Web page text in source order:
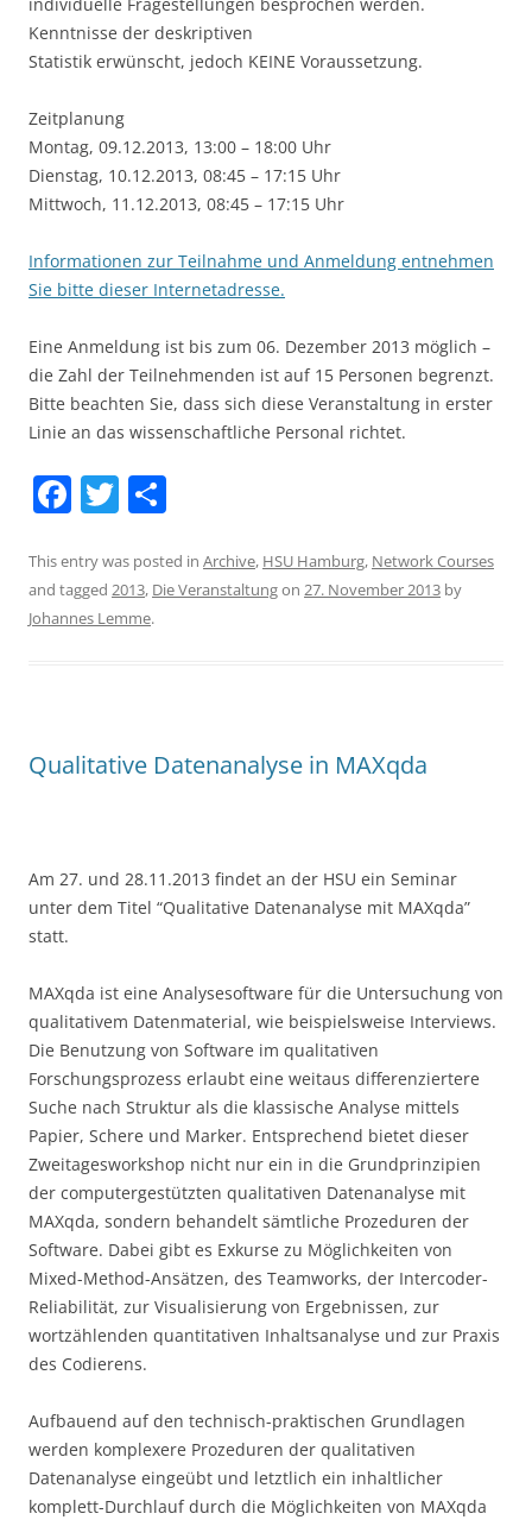
Kenntnisse der deskriptiven
Statistik erwünscht, jedoch KEINE Voraussetzung.
Zeitplanung
Montag, 09.12.2013, 13:00 – 18:00 Uhr
Dienstag, 10.12.2013, 08:45 – 17:15 Uhr
Mittwoch, 11.12.2013, 08:45 – 17:15 Uhr
Informationen zur Teilnahme und Anmeldung entnehmen
Sie bitte dieser Internetadresse.
Eine Anmeldung ist bis zum 06. Dezember 2013 möglich –
die Zahl der Teilnehmenden ist auf 15 Personen begrenzt.
Bitte beachten Sie, dass sich diese Veranstaltung in erster
Linie an das wissenschaftliche Personal richtet.
F
c
e
k
T
itt
er
ar
e
This entry was posted in Archive, HSU Hamburg, Network Courses
and tagged 2013, Die Veranstaltungon 27. November 2013 by
Johannes Lemme.
Qualitative Datenanalyse in MAXqda
Am 27. und 28.11.2013 findet an der HSU ein Seminar
unter dem Titel “Qualitative Datenanalyse mit MAXqda”
statt.
MAXqda ist eine Analysesoftware für die Untersuchung von
qualitativem Datenmaterial, wie beispielsweise Interviews.
Die Benutzung von Software im qualitativen
Forschungsprozess erlaubt eine weitaus differenziertere
Suche nach Struktur als die klassische Analyse mittels
Papier, Schere und Marker. Entsprechend bietet dieser
Zweitagesworkshop nicht nur ein in die Grundprinzipien
der computergestützten qualitativen Datenanalyse mit
MAXqda, sondern behandelt sämtliche Prozeduren der
Software. Dabei gibt es Exkurse zu Möglichkeiten von
Mixed-Method-Ansätzen, des Teamworks, der Intercoder-
Reliabilität, zur Visualisierung von Ergebnissen, zur
wortzählenden quantitativen Inhaltsanalyse und zur Praxis
des Codierens.
Aufbauend auf den technisch-praktischen Grundlagen
werden komplexere Prozeduren der qualitativen
Datenanalyse eingeübt und letztlich ein inhaltlicher
komplett-Durchlauf durch die Möglichkeiten von MAXqda